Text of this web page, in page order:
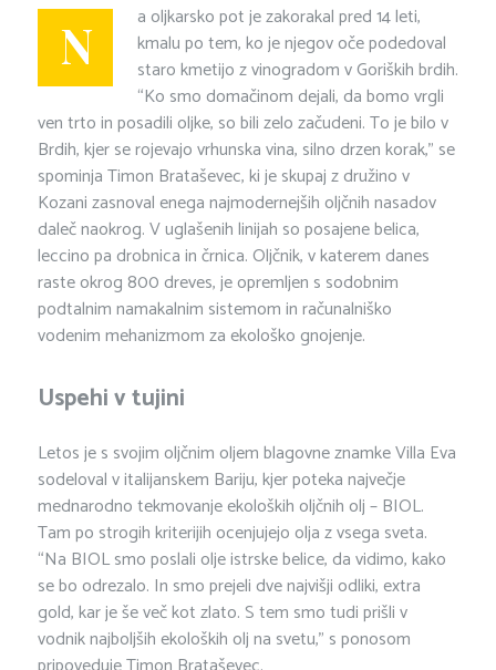
izjemne kakovosti. FOTO: OSEBNI ARHIV
N
a oljkarsko pot je zakorakal pred 14 leti,
kmalu po tem, ko je njegov oče podedoval
staro kmetijo z vinogradom v Goriških brdih.
“Ko smo domačinom dejali, da bomo vrgli
ven trto in posadili oljke, so bili zelo začudeni. To je bilo v
Brdih, kjer se rojevajo vrhunska vina, silno drzen korak,” se
spominja Timon Brataševec, ki je skupaj z družino v
Kozani zasnoval enega najmodernejših oljčnih nasadov
daleč naokrog. V uglašenih linijah so posajene belica,
leccino pa drobnica in črnica. Oljčnik, v katerem danes
raste okrog 800 dreves, je opremljen s sodobnim
podtalnim namakalnim sistemom in računalniško
vodenim mehanizmom za ekološko gnojenje.
Uspehi v tujini
Letos je s svojim oljčnim oljem blagovne znamke Villa Eva
sodeloval v italijanskem Bariju, kjer poteka največje
mednarodno tekmovanje ekoloških oljčnih olj – BIOL.
Tam po strogih kriterijih ocenjujejo olja z vsega sveta.
“Na BIOL smo poslali olje istrske belice, da vidimo, kako
se bo odrezalo. In smo prejeli dve najvišji odliki, extra
gold, kar je še več kot zlato. S tem smo tudi prišli v
vodnik najboljših ekoloških olj na svetu,” s ponosom